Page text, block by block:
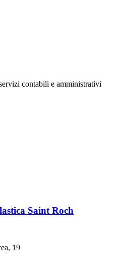
contabili e amministrativi
Saint Roch
19